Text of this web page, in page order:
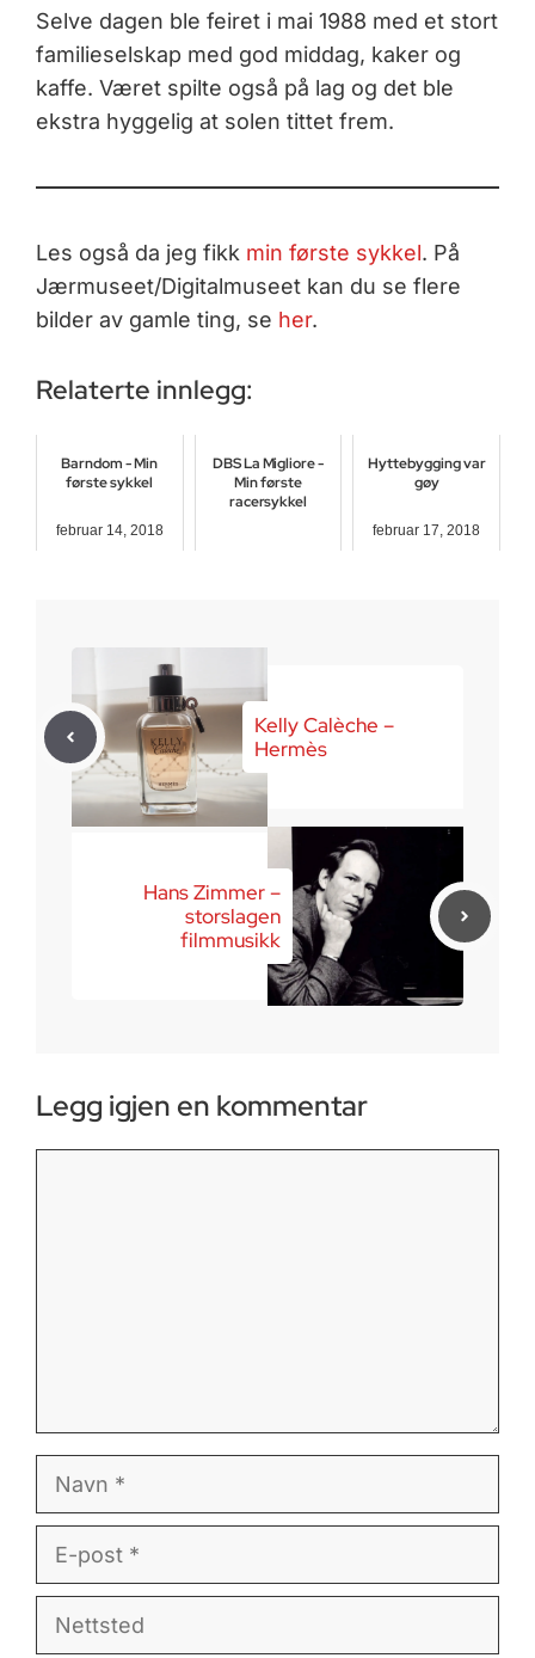
Selve dagen ble feiret i mai 1988 med et stort
familieselskap med god middag, kaker og
kaffe. Været spilte også på lag og det ble
ekstra hyggelig at solen tittet frem.
Les også da jeg fikk min første sykkel. På
Jærmuseet/Digitalmuseet kan du se flere
bilder av gamle ting, se her.
Relaterte innlegg:
Barndom - Min
første sykkel
februar 14, 2018
DBS La Migliore -
Min første
racersykkel
Hyttebygging var
gøy
februar 17, 2018
Kelly Calèche –
Hermès
Hans Zimmer –
storslagen
filmmusikk
Legg igjen en kommentar
Navn
E-
post
Nettsted